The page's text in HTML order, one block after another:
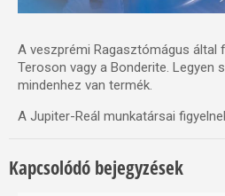
A veszprémi Ragasztómágus által
Teroson vagy a Bonderite.
mindenhez van termék.
A Jupiter-Reál munkatársai
Kapcsolódó bejegyzések